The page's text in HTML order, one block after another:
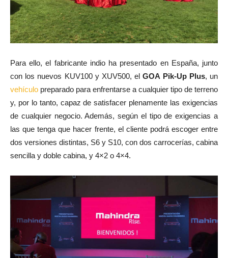
Para ello, el fabricante indio ha presentado en España, junto
con los nuevos KUV100 y XUV500, elGOA Pik-Up Plus, un
vehículo preparado para enfrentarse a cualquier tipo de terreno
y, por lo tanto, capaz de satisfacer plenamente las exigencias
de cualquier negocio. Además, según el tipo de exigencias a
las que tenga que hacer frente, el cliente podrá escoger entre
dos versiones distintas, S6 y S10, con dos carrocerías, cabina
sencilla y doble cabina, y 4×2 o 4×4.